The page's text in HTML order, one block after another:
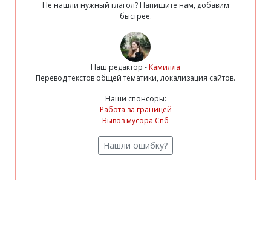
Не нашли нужный глагол? Напишите нам, добавим
быстрее.
Наш редактор -Камилла
Перевод текстов общей тематики, локализация сайтов.
Наши спонсоры:
Работа за границей
Вывоз мусора Спб
Нашли ошибку?